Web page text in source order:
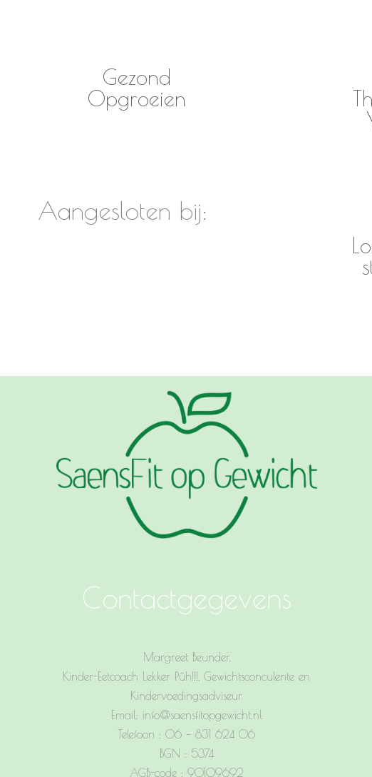
Gezond
Opgroeien
Aangesloten bij:
Contactgegevens
Margreet Beunder,
Kinder-Eetcoach Lekker Pûh!!!, Gewichtsconculente en
Kindervoedingsadviseur
Email: info@saensfitopgewicht.nl
Telefoon : 06 – 831 624 06
BGN : 5374
AGB-code : 90109692